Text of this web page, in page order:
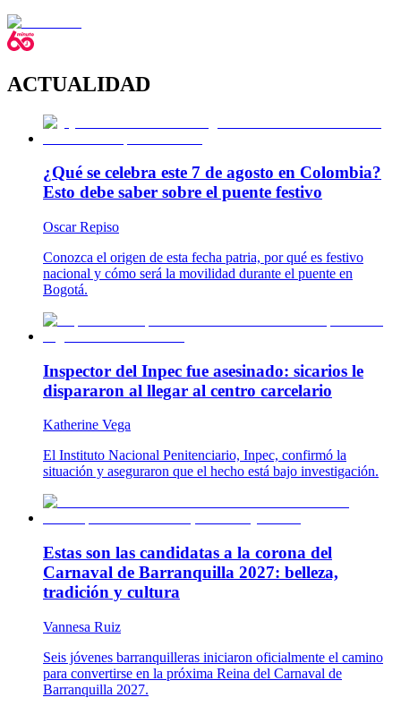
ACTUALIDAD
¿Qué se celebra este 7 de agosto en Colombia?
Esto debe saber sobre el puente festivo
Oscar Repiso
Conozca el origen de esta fecha patria, por qué es festivo
nacional y cómo será la movilidad durante el puente en
Bogotá.
Inspector del Inpec fue asesinado: sicarios le
dispararon al llegar al centro carcelario
Katherine Vega
El Instituto Nacional Penitenciario, Inpec, confirmó la
situación y aseguraron que el hecho está bajo investigación.
Estas son las candidatas a la corona del
Carnaval de Barranquilla 2027: belleza,
tradición y cultura
Vannesa Ruiz
Seis jóvenes barranquilleras iniciaron oficialmente el camino
para convertirse en la próxima Reina del Carnaval de
Barranquilla 2027.